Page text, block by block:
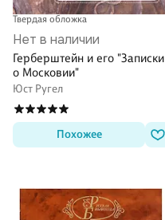
Твердая обложка
Нет в наличии
Герберштейн и его "Записки
о Московии"
Юст Ругел
Похожее